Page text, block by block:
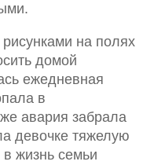
на полях
домой
ежедневная
в
авария забрала
девочке тяжелую
жизнь семьи